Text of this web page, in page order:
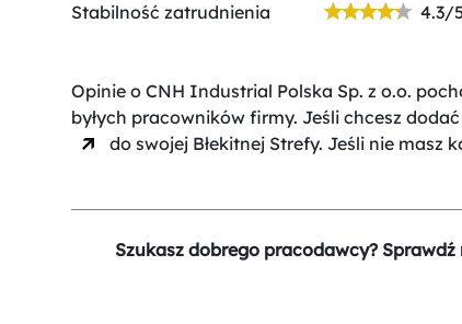
Stabilność zatrudnienia
4.3/5
Opinie o CNH Industrial Polska Sp. z o.o.
byłych pracowników firmy. Jeśli chcesz
do swojej Błekitnej Strefy. Jeśli nie masz
Szukasz dobrego pracodawcy? Sprawdź